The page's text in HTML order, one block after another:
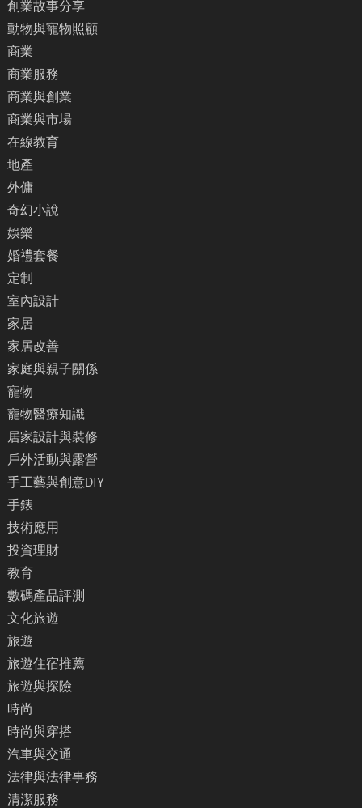
創業故事分享
動物與寵物照顧
商業
商業服務
商業與創業
商業與市場
在線教育
地產
外傭
奇幻小說
娛樂
婚禮套餐
定制
室內設計
家居
家居改善
家庭與親子關係
寵物
寵物醫療知識
居家設計與裝修
戶外活動與露營
手工藝與創意DIY
手錶
技術應用
投資理財
教育
數碼產品評測
文化旅遊
旅遊
旅遊住宿推薦
旅遊與探險
時尚
時尚與穿搭
汽車與交通
法律與法律事務
清潔服務